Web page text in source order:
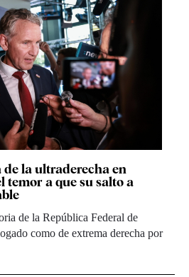
la ultraderecha en
temor a que su salto a
de la República Federal de
como de extrema derecha por